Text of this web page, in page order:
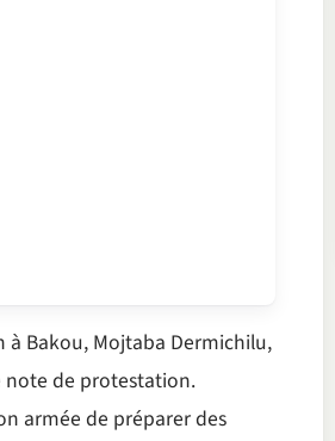
à Bakou, Mojtaba Dermichilu,
note de protestation.
armée de préparer des